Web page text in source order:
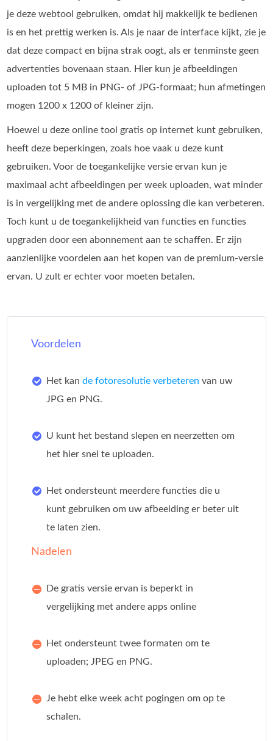
je deze webtool gebruiken, omdat hij makkelijk te bedienen
is en het prettig werken is. Als je naar de interface kijkt, zie je
dat deze compact en bijna strak oogt, als er tenminste geen
advertenties bovenaan staan. Hier kun je afbeeldingen
uploaden tot 5 MB in PNG- of JPG‑formaat; hun afmetingen
mogen 1200 x 1200 of kleiner zijn.
Hoewel u deze online tool gratis op internet kunt gebruiken,
heeft deze beperkingen, zoals hoe vaak u deze kunt
gebruiken. Voor de toegankelijke versie ervan kun je
maximaal acht afbeeldingen per week uploaden, wat minder
is in vergelijking met de andere oplossing die kan verbeteren.
Toch kunt u de toegankelijkheid van functies en functies
upgraden door een abonnement aan te schaffen. Er zijn
aanzienlijke voordelen aan het kopen van de premium-versie
ervan. U zult er echter voor moeten betalen.
Voordelen
Het kande fotoresolutie verbeteren van uw
JPG en PNG.
U kunt het bestand slepen en neerzetten om
het hier snel te uploaden.
Het ondersteunt meerdere functies die u
kunt gebruiken om uw afbeelding er beter uit
te laten zien.
Nadelen
De gratis versie ervan is beperkt in
vergelijking met andere apps online
Het ondersteunt twee formaten om te
uploaden; JPEG en PNG.
Je hebt elke week acht pogingen om op te
schalen.